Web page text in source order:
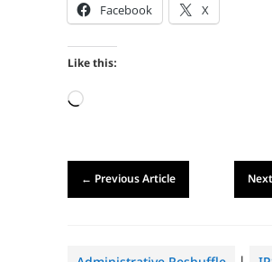
Facebook X
Like this:
Loading…
← Previous Article